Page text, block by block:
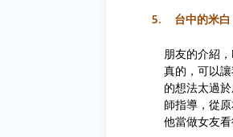
5. 台中的米白
朋友的介紹
真的，可以
的想法太過
師指導，從
他當做女友